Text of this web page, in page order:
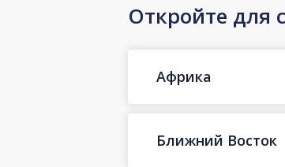
Откройте для
Африка
Ближний Восток